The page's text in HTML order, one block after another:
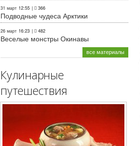
31 март 12:55 | 366
Подводные чудеса Арктики
26 март 16:23 | 482
Веселые монстры Окинавы
все материалы
Кулинарные
путешествия